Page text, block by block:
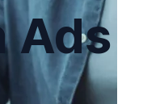
Ads